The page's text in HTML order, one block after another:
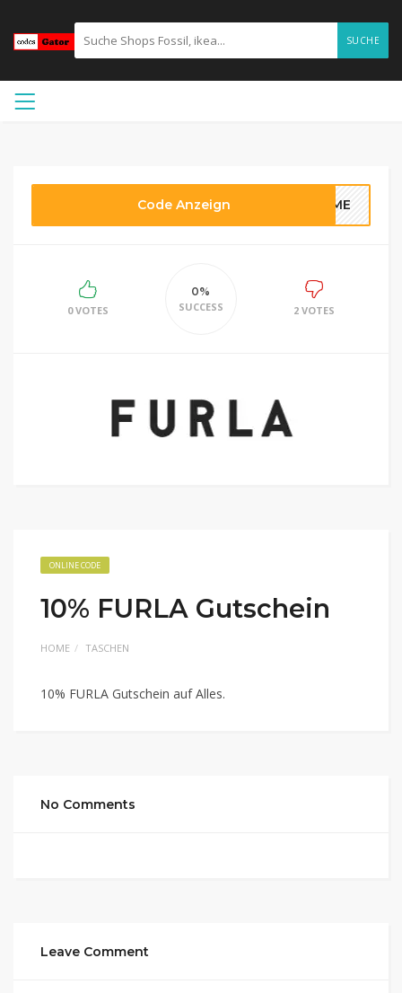
SUCHE
Code Anzeign COME
0 VOTES
0%
SUCCESS
2 VOTES
ONLINE CODE
10% FURLA Gutschein
HOME TASCHEN
10% FURLA Gutschein auf Alles.
No Comments
Leave Comment